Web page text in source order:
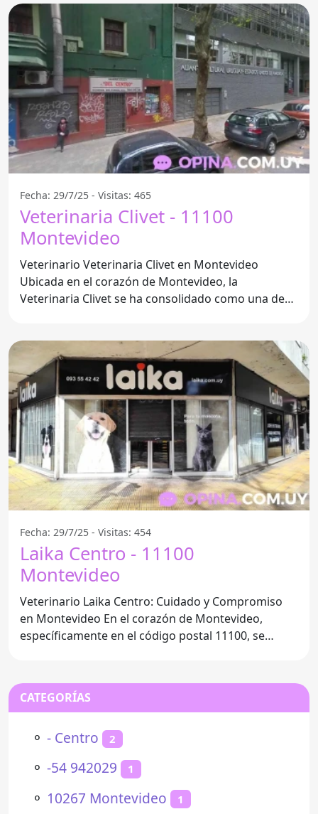
Fecha: 29/7/25 - Visitas: 465
Veterinaria Clivet - 11100
Montevideo
Veterinario Veterinaria Clivet en Montevideo
Ubicada en el corazón de Montevideo, la
Veterinaria Clivet se ha consolidado como una de
Fecha: 29/7/25 - Visitas: 454
Laika Centro - 11100
Montevideo
Veterinario Laika Centro: Cuidado y Compromiso
en Montevideo En el corazón de Montevideo,
específicamente en el código postal 11100, se
CATEGORÍAS
⚬ - Centro 2
⚬ -54 942029 1
⚬ 10267 Montevideo 1